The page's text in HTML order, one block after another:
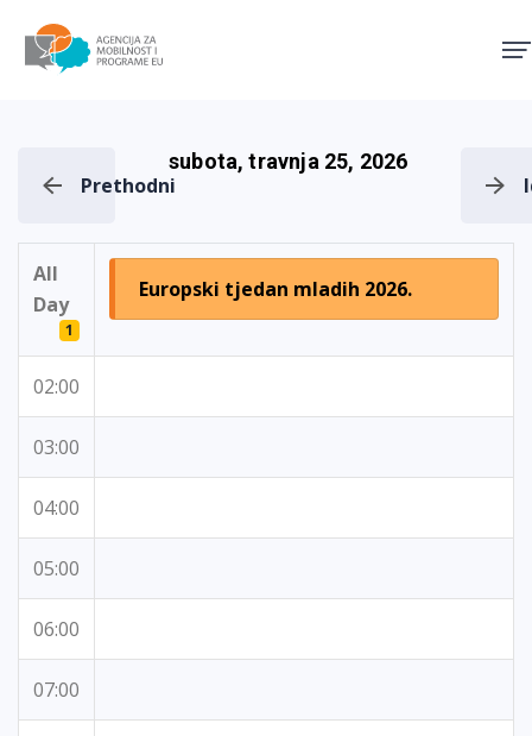
Prethodni
subota, travnja 25, 2026
All
Day
1
Europski tjedan mladih 2026.
02:00
03:00
04:00
05:00
06:00
07:00